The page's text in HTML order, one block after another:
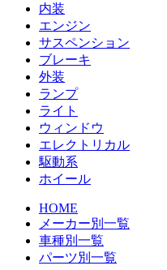
内装
エンジン
サスペンション
ブレーキ
外装
ランプ
ライト
ウィンドウ
エレクトリカル
駆動系
ホイール
HOME
メーカー別一覧
車種別一覧
パーツ別一覧